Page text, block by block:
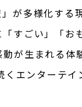
が多様化する
すごい」「お
が生まれる体
エンターテ